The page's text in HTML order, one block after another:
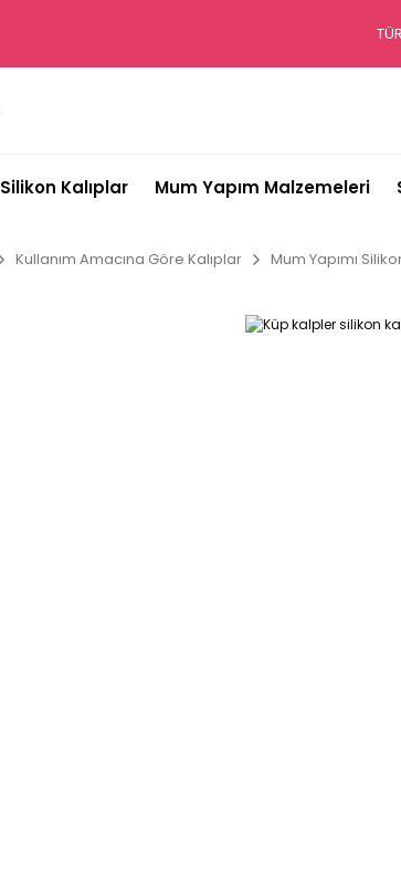
Silikon Kalıplar Mum Yapım Malzemeleri
Kullanım Amacına Göre Kalıplar Mum Yapımı